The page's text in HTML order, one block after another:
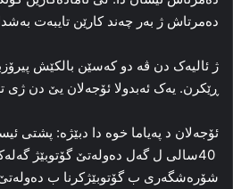
دەمرتاش ژ بەر چەند كارێن تایبەت
ژ ئالیه‌ک دن ڤه‌ دو که‌سێن بالکێش
ڕێکرن. یه‌ک ئەبدولا ئۆجەلان یێ دن ژی
ئۆجەلان د په‌یاما خوه‌ دا‌ دبێژه‌: پشتی
40سالی ل گه‌ل ده‌وله‌تێ گۆتوبێژ
شۆره‌شگه‌ری ب گۆتوبێژکرنا ب